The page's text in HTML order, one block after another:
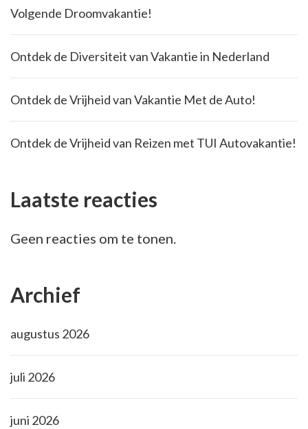
Volgende Droomvakantie!
Ontdek de Diversiteit van Vakantie in Nederland
Ontdek de Vrijheid van Vakantie Met de Auto!
Ontdek de Vrijheid van Reizen met TUI Autovakantie!
Laatste reacties
Geen reacties om te tonen.
Archief
augustus 2026
juli 2026
juni 2026